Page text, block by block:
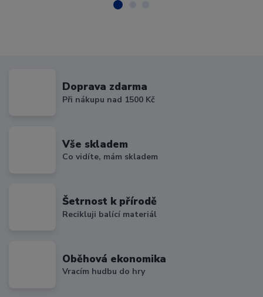
Doprava zdarma
Při nákupu nad 1500 Kč
Vše skladem
Co vidíte, mám skladem
Šetrnost k přírodě
Recikluji balící materiál
Oběhová ekonomika
Vracím hudbu do hry